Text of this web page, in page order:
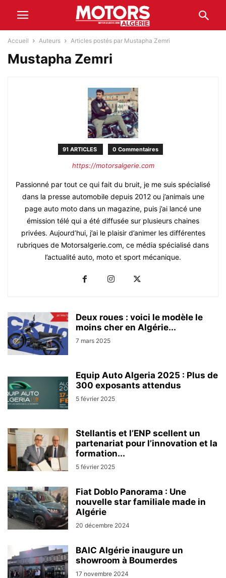
Accueil Auteurs Articles postés par Mustapha Zemri
Mustapha Zemri
91 ARTICLES 0 Commentaires
https://motorsalgerie.com
Passionné par tout ce qui fait du bruit, je me suis spécialisé
dans la presse automobile depuis 2012 ou j’animais une
page auto moto dans un magazine, puis j’ai lancé une
émission télé qui a été diffusée sur plusieurs chaines
privées. Aujourd’hui, j’ai le plaisir d’animer les différentes
rubriques de Motorsalgerie.com, ce média spécialisé dans
l’actualité auto, moto et sport mécanique.
Deux roues : voici le modèle le
moins cher en Algérie...
7 mars 2025
Equip Auto Algeria 2025 : Plus de
300 exposants attendus
5 février 2025
Stellantis et l’ENP scellent un
partenariat pour l’innovation et la
formation...
5 février 2025
Fiat Doblo Panorama : Une
nouvelle star familiale made in
Algérie
20 décembre 2024
BAIC Algérie inaugure un
showroom à Boumerdes
17 novembre 2024